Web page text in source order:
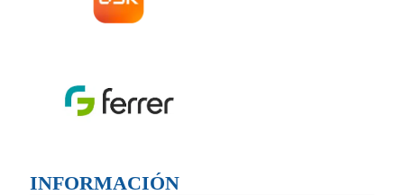
INFORMACIÓN